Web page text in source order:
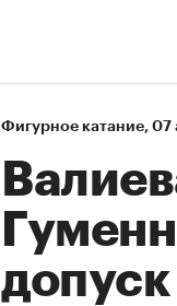
Фигурное катание⁠, 07